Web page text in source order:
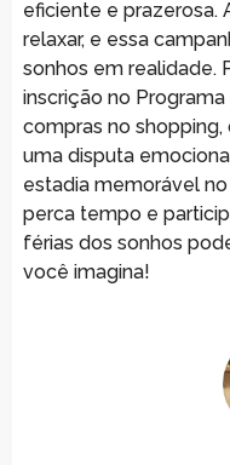
eficiente e prazerosa.
relaxar, e essa
sonhos em realidade.
inscrição no
compras no
uma disputa
estadia memorável
perca tempo e
férias dos sonhos
você imagina!